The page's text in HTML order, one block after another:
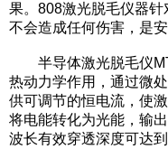
果。808激光脱毛仪器
不会造成任何伤害，是安
半导体激光脱毛仪
热动力学作用，通过微
供可调节的恒电流，使
将电能转化为光能，输
波长有效穿透深度可达